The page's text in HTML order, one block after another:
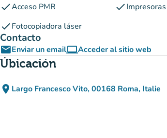
checkAcceso PMR checkImpresoras
checkFotocopiadora láser
Contacto
emailEnviar un emailcomputerAcceder al sitio web
(nueva pestaña)
Úbicación
place Largo Francesco Vito, 00168 Roma, Italie
(abrir en Google Maps)
(nueva pestaña)